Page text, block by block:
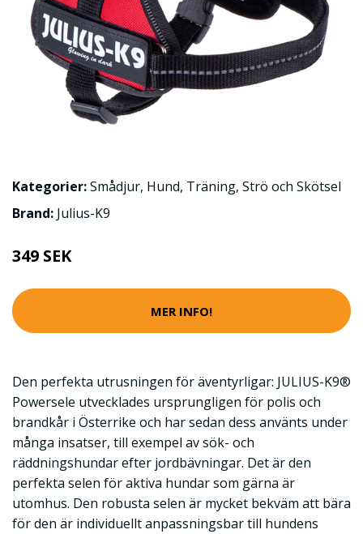
Kategorier:Smådjur, Hund, Träning, Strö och Skötsel
Brand: Julius-K9
349 SEK
MER INFO!
Den perfekta utrusningen för äventyrligar: JULIUS-K9®
Powersele utvecklades ursprungligen för polis och
brandkår i Österrike och har sedan dess använts under
många insatser, till exempel av sök- och
räddningshundar efter jordbävningar. Det är den
perfekta selen för aktiva hundar som gärna är
utomhus. Den robusta selen är mycket bekväm att bära
för den är individuellt anpassningsbar till hundens